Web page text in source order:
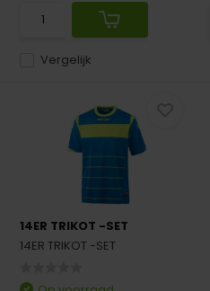
Vergelijk
14ER TRIKOT -SET
14ER TRIKOT -SET